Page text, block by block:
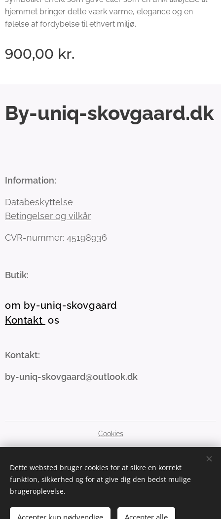
hjemmet bringer dette værk varme, elegance og en
følelse af fordybelse til ethvert miljø.
900,00 kr.
By-uniq-skovgaard.dk
Information:
Databeskyttelse
Betingelser og vilkår
CVR-nummer: 45198936
Butik:
om by-uniq-skovgaard
Kontakt os
Kontakt:
by-uniq-skovgaard@outlook.dk
Cookies
Dansk
English
Dette websted bruger cookies for at sikre en korrekt
funktion, sikkerhed og for at give dig den bedst mulige
brugeroplevelse.
Accepter kun nødvendige Accepter alle